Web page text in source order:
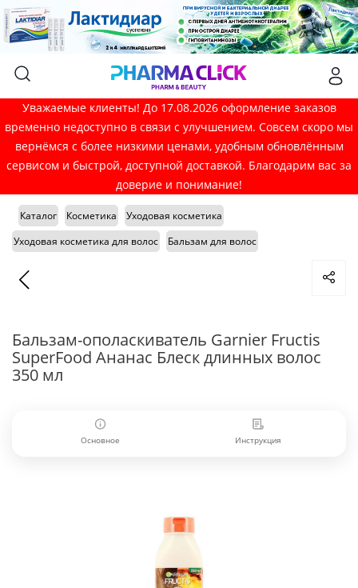
Уважаемые клиенты! До 17.08.2026 оформление заказов
временно недоступно в связи с улучшением. Совсем скоро мы
вернёмся с более низкими ценами, удобным обновлённым
сервисом и быстрой, доступной доставкой. Благодарим вас за
доверие и понимание!
Каталог Косметика
Уходовая косметика
Уходовая косметика для волос
Бальзам для волос
Бальзам-ополаскиватель Garnier Fructis
SuperFood Ананас Блеск длинных волос
350 мл
Основное Инструкция